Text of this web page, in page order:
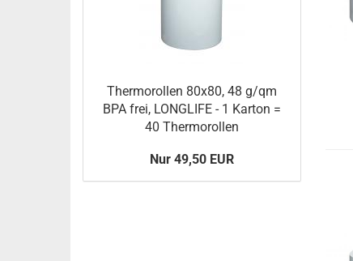
Thermorollen 80x80, 48 g/qm
BPA frei, LONGLIFE - 1 Karton =
40 Thermorollen
Nur 49,50 EUR